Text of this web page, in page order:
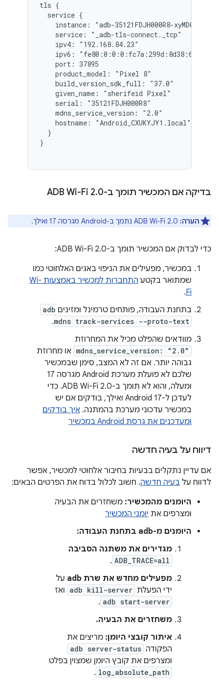
tls {
  service {
    instance: "adb-35121FDJH000R8-xyMD0H"
    service: "_adb-tls-connect._tcp"
    ipv4: "192.168.84.23"
    ipv6: "fe80:0:0:0:fc7a:299d:8d38:6c1c"
    port: 37895
    product_model: "Pixel 8"
    build_version_sdk_full: "37.0"
    given_name: "sherifeid Pixel"
    serial: "35121FDJH000R8"
    mdns_service_version: "2.0"
    hostname: "Android_CXUKYJY1.local"
  }
}
בדיקה אם המכשיר תומך ב-ADB Wi-Fi 2 .0
הערה:
כדי לבדוק אם המכשיר תומך ב-ADB Wi-Fi 2.0:
במכשיר, מפעילים את הניפוי באגים האלחוטי כמו
שמתואר בקטע
התחברות למכשיר באמצעות Wi-
Fi
.
בתחנת העבודה, פותחים טרמינל ומזינים adb
mdns track-services --proto-text
.
מוודאים שהפלט מכיל את המחרוזת
mdns_service_version: "2.0" או מחרוזת
גבוהה יותר. אם זה לא המצב, סימן שבמכשיר
שלכם לא פועלת מערכת Android מגרסה 17
ומעלה, והוא לא תומך ב-ADB Wi-Fi 2.0. כדי
לעדכן ל-Android 17 ואילך, בודקים אם יש
במכשיר עדכוני מערכת בהמתנה. איך בודקים
ומעדכנים את גרסת Android במכשיר
דיווח על בעיה חדשה
אם עדיין נתקלים בבעיות בחיבור אלחוטי למכשיר, אפשר
לדווח על בעיה חדשה. חשוב לכלול בדוח את הפרטים הבאים:
היומנים מהמכשיר: משחזרים את הבעיה
ומצרפים את יומני המכשיר
היומנים מ-adb בתחנת העבודה:
מגדירים את משתנה הסביבה
ADB_TRACE=all
.
מפעילים מחדש את שרת adb
על
ידי הפעלת adb kill-server ואז
adb start-server
.
משחזרים את הבעיה.
איתור קובצי היומן: מריצים את
הפקודה adb server-status
ומצרפים את קובץ היומן שמצוין בפלט
log_absolute_path
.